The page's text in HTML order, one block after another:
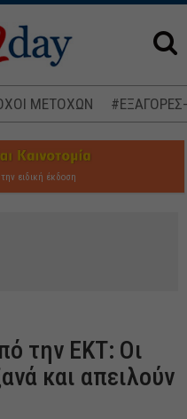
ΜΕΤΟΧΩΝ
την ειδική έκδοση
την ΕΚΤ: Οι
και απειλούν